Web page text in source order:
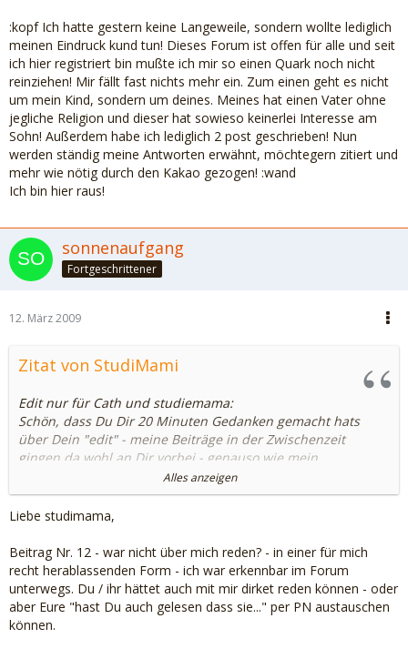
:kopf Ich hatte gestern keine Langeweile, sondern wollte lediglich
meinen Eindruck kund tun! Dieses Forum ist offen für alle und seit
ich hier registriert bin mußte ich mir so einen Quark noch nicht
reinziehen! Mir fällt fast nichts mehr ein. Zum einen geht es nicht
um mein Kind, sondern um deines. Meines hat einen Vater ohne
jegliche Religion und dieser hat sowieso keinerlei Interesse am
Sohn! Außerdem habe ich lediglich 2 post geschrieben! Nun
werden ständig meine Antworten erwähnt, möchtegern zitiert und
mehr wie nötig durch den Kakao gezogen! :wand
Ich bin hier raus!
sonnenaufgang
Fortgeschrittener
12. März 2009
Zitat von StudiMami
Edit nur für Cath und studiemama:
Schön, dass Du Dir 20 Minuten Gedanken gemacht hats
über Dein "edit" - meine Beiträge in der Zwischenzeit
gingen da wohl an Dir vorbei - genauso wie mein
Ausgangsposting - Vielleicht solltest Du Dich mal mit Cath
treffen ....
habe ich den Edit beigefügt, weil scheinbar nicht alles so
verständlich geschrieben war - das war lediglich quasi eine
kurze Zusammenfassung!
Goldene Regel: Unterhalte Dich NIEMALS über eine/eine
Alles anzeigen
Liebe studimama,
Beitrag Nr. 12 - war nicht über mich reden? - in einer für mich
recht herablassenden Form - ich war erkennbar im Forum
unterwegs. Du / ihr hättet auch mit mir dirket reden können - oder
aber Eure "hast Du auch gelesen dass sie..." per PN austauschen
können.